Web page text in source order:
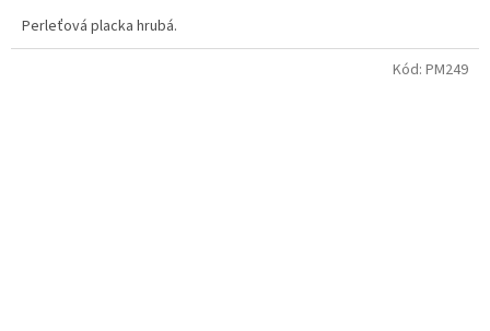
Perleťová placka hrubá.
Kód: PM249